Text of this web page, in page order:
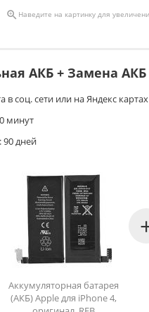
 Наведите на картинку для
АКБ + Замена
в соц. сети или на Яндекс
минут
90 дней
Аккумуляторная батарея
(АКБ) Apple для iPhone 4,